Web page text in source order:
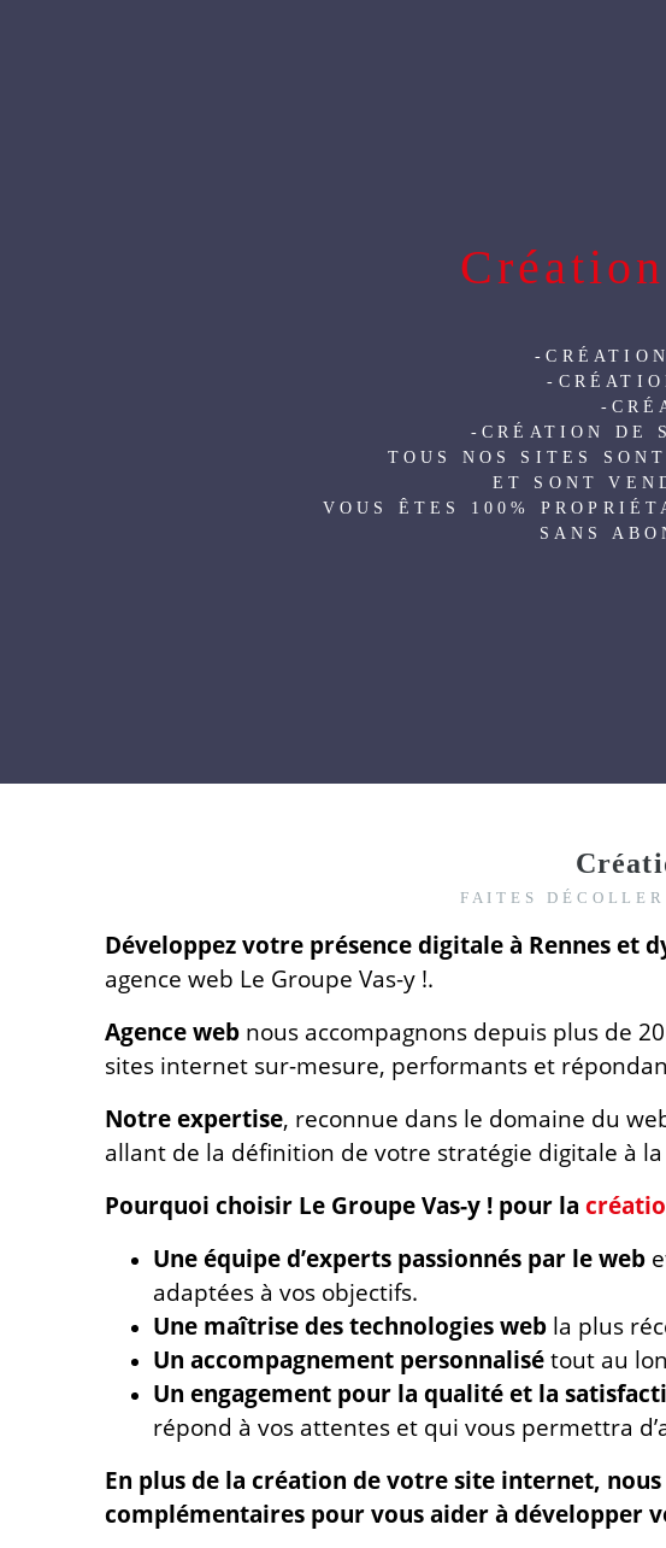
-
-
-
-CRÉATION DE
TOUS NOS SITES
ET SONT
VOUS ÊTES 100%
SANS
FAITES
Développez votre présence digitale à Rennes et
agence web Le Groupe Vas-y !.
Agence web nous accompagnons depuis plus de
sites internet sur-mesure, performants et
Notre expertise, reconnue dans le domaine du
allant de la définition de votre stratégie digitale à
Pourquoi choisir Le Groupe Vas-y ! pour la
Une équipe d’experts passionnés par le web
adaptées à vos objectifs.
Une maîtrise des technologies web la plus
Un accompagnement personnalisé tout au
Un engagement pour la qualité et la
répond à vos attentes et qui vous permettra
En plus de la création de votre site internet,
complémentaires pour vous aider à développer